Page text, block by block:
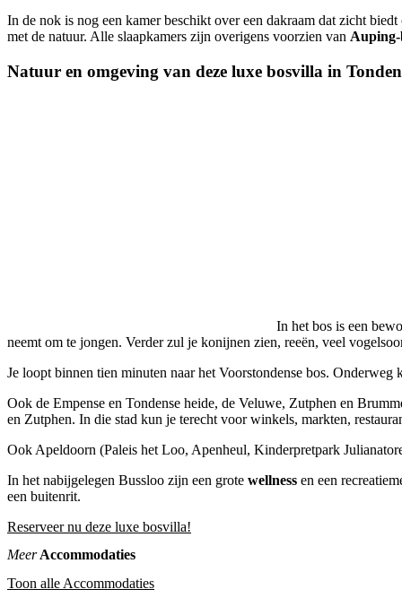
In de nok is nog een kamer beschikt over een dakraam dat zicht
met de natuur. Alle slaapkamers zijn overigens voorzien van
Natuur en omgeving van deze luxe bosvilla in Tonden
In het bos is een
neemt om te jongen. Verder zul je konijnen zien, reeën, veel
Je loopt binnen tien minuten naar het Voorstondense bos.
Ook de Empense en Tondense heide, de Veluwe, Zutphen en
en Zutphen. In die stad kun je terecht voor winkels, markten,
Ook Apeldoorn (Paleis het Loo, Apenheul, Kinderpretpark
In het nabijgelegen Bussloo zijn een grote wellness en een
een buitenrit.
Reserveer nu deze luxe bosvilla!
MeerAccommodaties
Toon alle Accommodaties